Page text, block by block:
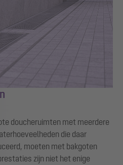
doucheruimten met meerdere
die daar
moeten met bakgoten
zijn niet het enige